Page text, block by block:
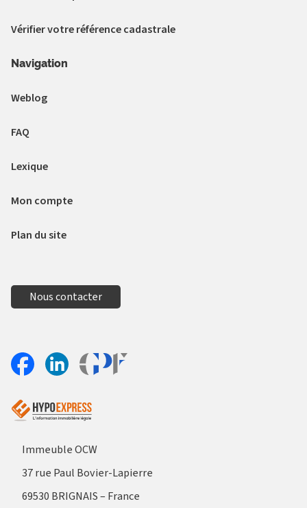
Vérifier votre référence cadastrale
Navigation
Weblog
FAQ
Lexique
Mon compte
Plan du site
Nous contacter
Immeuble OCW
37 rue Paul Bovier-Lapierre
69530 BRIGNAIS – France